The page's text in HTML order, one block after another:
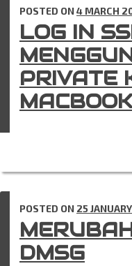
LOG IN
PRIVATE
POSTED ON4 MARCH
DMSG
POSTED ON 25